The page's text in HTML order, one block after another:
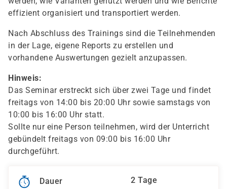
effizient organisiert und transportiert werden.
Nach Abschluss des Trainings sind die Teilnehmenden
in der Lage, eigene Reports zu erstellen und
vorhandene Auswertungen gezielt anzupassen.
Hinweis:
Das Seminar erstreckt sich über zwei Tage und findet
freitags von 14:00 bis 20:00 Uhr sowie samstags von
10:00 bis 16:00 Uhr statt.
Sollte nur eine Person teilnehmen, wird der Unterricht
gebündelt freitags von 09:00 bis 16:00 Uhr
durchgeführt.
Dauer 2 Tage